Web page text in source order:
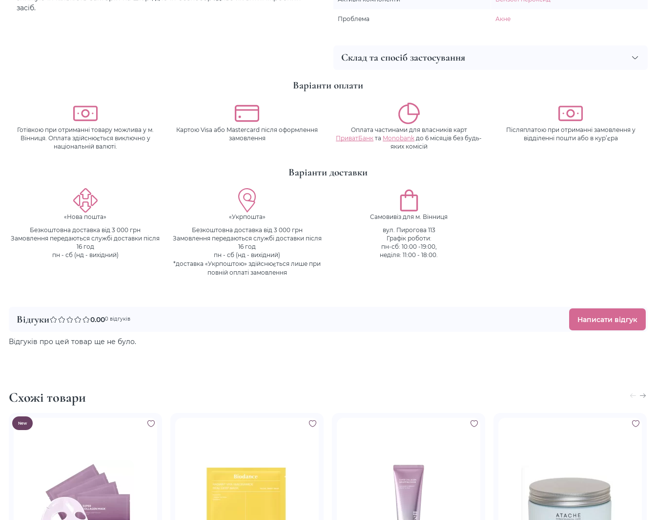
засіб.
Склад та спосіб застосування
Проблема Акне
Варіанти оплати
Готівкою при отриманні товару можлива у м.
Вінниця. Оплата здійснюється виключно у
національній валюті.
Картою Visa або Mastercard після оформлення
замовлення
Оплата частинами для власників карт
ПриватБанк та Monobank до 6 місяців без будь-
яких комісій
Післяплатою при отриманні замовлення у
відділенні пошти або в кур’єра
Варіанти доставки
«Нова пошта»
Безкоштовна доставка від 3 000 грн
Замовлення передаються службі доставки після
16 год
пн - сб (нд - вихідний)
«Укрпошта»
Безкоштовна доставка від 3 000 грн
Замовлення передаються службі доставки після
16 год
пн - сб (нд - вихідний)
*доставка «Укрпоштою» здійснюється лише при
повній оплаті замовлення
Самовивіз для м. Вінниця
вул. Пирогова 113
Графік роботи:
пн-сб: 10:00 -19:00,
неділя: 11:00 - 18:00.
Відгуки 0.000 відгуків Написати відгук
Відгуків про цей товар ще не було.
Схожі товари
New